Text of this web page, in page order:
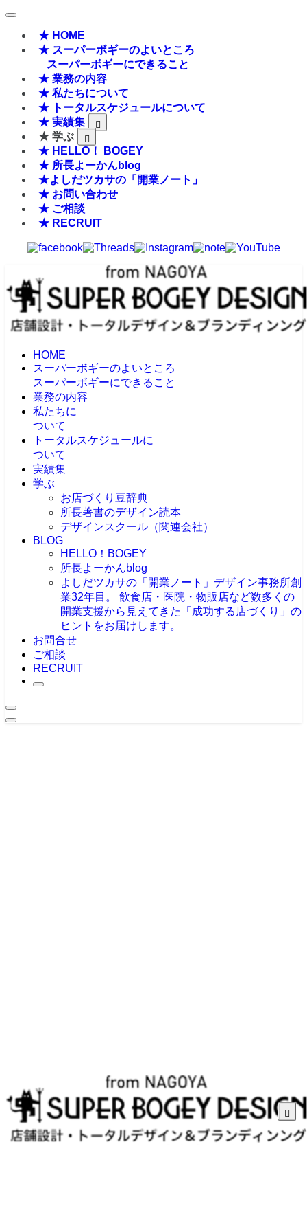
★ HOME
★ スーパーボギーのよいところ
スーパーボギーにできること
★ 業務の内容
★ 私たちについて
★ トータルスケジュールについて
★ 実績集
★ 学ぶ
★ HELLO！ BOGEY
★ 所長よーかんblog
★よしだツカサの「開業ノート」
★ お問い合わせ
★ ご相談
★ RECRUIT
HOME
スーパーボギーのよいところ
スーパーボギーにできること
業務の内容
私たちに
ついて
トータルスケジュールに
ついて
実績集
学ぶ
お店づくり豆辞典
所長著書のデザイン読本
デザインスクール（関連会社）
BLOG
HELLO！BOGEY
所長よーかんblog
よしだツカサの「開業ノート」 デザイン事務所創
業32年目。 飲食店・医院・物販店など数多くの
開業支援から見えてきた「成功する店づくり」の
ヒントをお届けします。
お問合せ
ご相談
RECRUIT